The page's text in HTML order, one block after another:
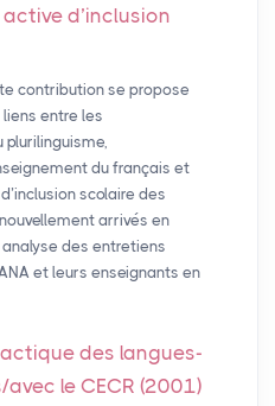
d’inclusion
contribution se propose
entre les
du français et
scolaire des
arrivés en
analyse des entretiens
et leurs enseignants en
des langues-
avec le CECR (2001)